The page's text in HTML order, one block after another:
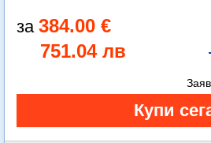
384.00 €
751.04 лв